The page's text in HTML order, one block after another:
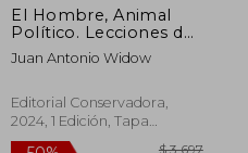
El Hombre, Animal
Político. Lecciones de
filosofía política
Juan Antonio Widow
Editorial Conservadora,
2024, 1 Edición, Tapa
Blanda, Nuevo